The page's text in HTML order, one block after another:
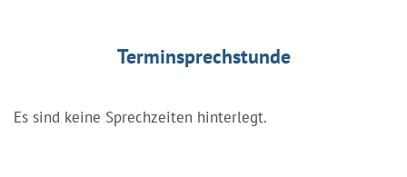
Terminsprechstunde
Es sind keine Sprechzeiten hinterlegt.